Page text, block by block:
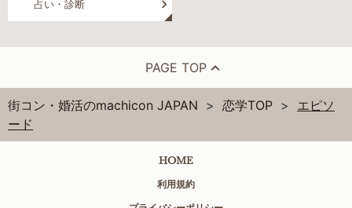
占い・診断
PAGE TOP
街コン・婚活のmachicon JAPAN 恋学TOP
エピソ
ード
HOME
利用規約